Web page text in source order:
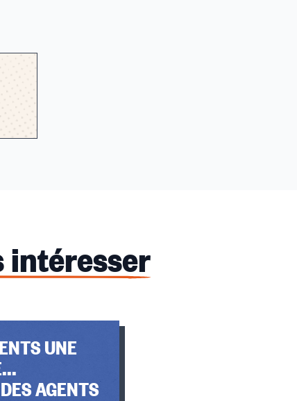
intéresser
UNE
AGENTS